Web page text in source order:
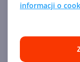
informacji o